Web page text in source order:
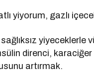
yiyorum, gazlı
yiyeceklerle
direnci,
artırmak.